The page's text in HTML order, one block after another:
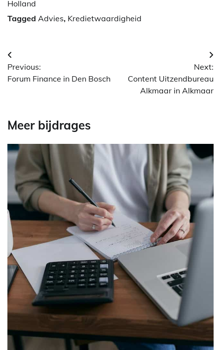
Holland
Tagged Advies, Kredietwaardigheid
Berichtnavigatie
Previous:
Forum Finance in Den Bosch
Next:
Content Uitzendbureau
Alkmaar in Alkmaar
Meer bijdrages